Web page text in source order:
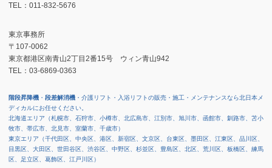
TEL：011-832-5676
東京事務所
〒107-0062
東京都港区南青山2丁目2番15号 ウィン青山942
TEL：03-6869-0363
階段昇降機 ・ 段差解消機 ・介護リフト・入浴リフトの販売・施工・メンテナンスなら北日本メ
ディカルにお任せください。
北海道エリア（札幌市、石狩市、小樽市、北広島市、江別市、旭川市、函館市、釧路市、苫小
牧市、帯広市、北見市、室蘭市、千歳市）
東京エリア（千代田区、中央区、港区、新宿区、文京区、台東区、墨田区、江東区、品川区、
目黒区、大田区、世田谷区、渋谷区、中野区、杉並区、豊島区、北区、荒川区、板橋区、練馬
区、足立区、葛飾区、江戸川区）